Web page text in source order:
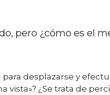
pero ¿cómo es el
para desplazarse y
vista»? ¿Se trata de